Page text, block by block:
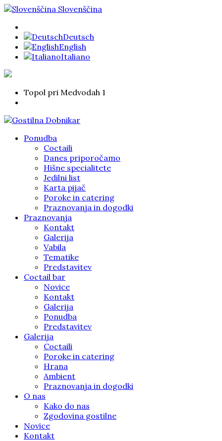
Slovenščina
Deutsch
English
Italiano
Topol pri Medvodah 1
Ponudba
Coctaili
Danes priporočamo
Hišne specialitete
Jedilni list
Karta pijač
Poroke in catering
Praznovanja in dogodki
Praznovanja
Kontakt
Galerija
Vabila
Tematike
Predstavitev
Coctail bar
Novice
Kontakt
Galerija
Ponudba
Predstavitev
Galerija
Coctaili
Poroke in catering
Hrana
Ambient
Praznovanja in dogodki
O nas
Kako do nas
Zgodovina gostilne
Novice
Kontakt